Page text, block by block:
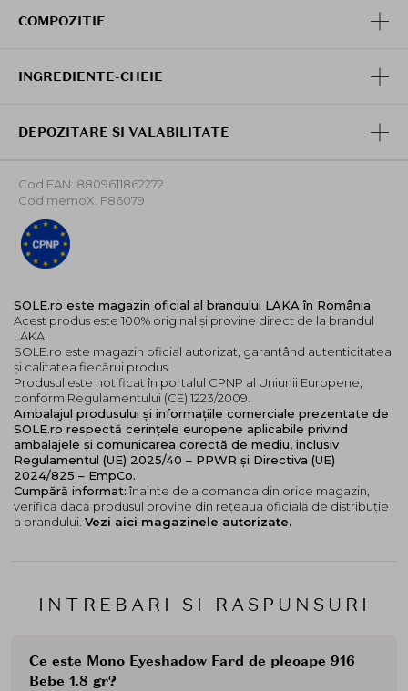
INTREBARI SI RASPUNSURI
Ce este Mono Eyeshadow Fard de pleoape 916
Bebe 1.8 gr?
clar.
combina mai multe nuante pentru un efect gradual sau
si modern.
pliuri, oferind un aspect curat si elegant.
COMPOZITIE
INGREDIENTE-CHEIE
DEPOZITARE SI VALABILITATE
Cod EAN: 8809611862272
Cod memoX: F86079
SOLE.ro este magazin oficial al brandului LAKA în România
Acest produs este 100% original și provine direct de la brandul
LAKA.
SOLE.ro este magazin oficial autorizat, garantând autenticitatea
și calitatea fiecărui produs.
Produsul este notificat în portalul CPNP al Uniunii Europene,
conform Regulamentului (CE) 1223/2009.
Ambalajul produsului și informațiile comerciale prezentate de
SOLE.ro respectă cerințele europene aplicabile privind
ambalajele și comunicarea corectă de mediu, inclusiv
Regulamentul (UE) 2025/40 – PPWR și Directiva (UE)
2024/825 – EmpCo.
Cumpără informat: înainte de a comanda din orice magazin,
verifică dacă produsul provine din rețeaua oficială de distribuție
a brandului. Vezi aici magazinele autorizate.